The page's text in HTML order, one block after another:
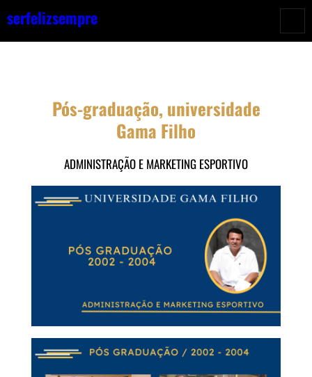
para
serfelizsempre
Pós-graduação, universidade
Gama Filho
ADMINISTRAÇÃO E MARKETING ESPORTIVO